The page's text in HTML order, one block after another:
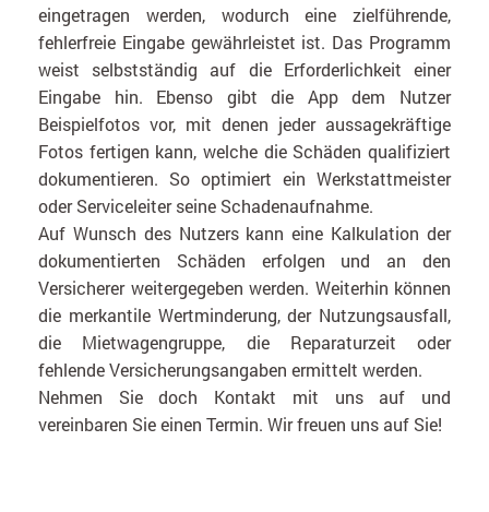
eingetragen werden, wodurch eine zielführende,
fehlerfreie Eingabe gewährleistet ist. Das Programm
weist selbstständig auf die Erforderlichkeit einer
Eingabe hin. Ebenso gibt die App dem Nutzer
Beispielfotos vor, mit denen jeder aussagekräftige
Fotos fertigen kann, welche die Schäden qualifiziert
dokumentieren. So optimiert ein Werkstattmeister
oder Serviceleiter seine Schadenaufnahme.
Auf Wunsch des Nutzers kann eine Kalkulation der
dokumentierten Schäden erfolgen und an den
Versicherer weitergegeben werden. Weiterhin können
die merkantile Wertminderung, der Nutzungsausfall,
die Mietwagengruppe, die Reparaturzeit oder
fehlende Versicherungsangaben ermittelt werden.
Nehmen Sie doch Kontakt mit uns auf und
vereinbaren Sie einen Termin. Wir freuen uns auf Sie!